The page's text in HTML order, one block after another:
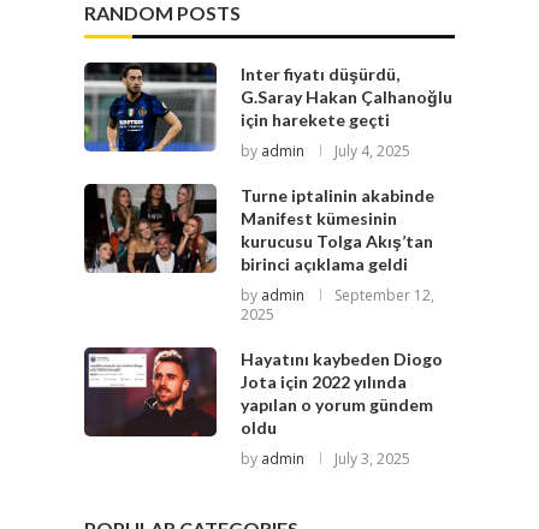
RANDOM POSTS
Inter fiyatı düşürdü,
G.Saray Hakan Çalhanoğlu
için harekete geçti
by admin July 4, 2025
Turne iptalinin akabinde
Manifest kümesinin
kurucusu Tolga Akış’tan
birinci açıklama geldi
by admin
September 12,
2025
Hayatını kaybeden Diogo
Jota için 2022 yılında
yapılan o yorum gündem
oldu
by admin July 3, 2025